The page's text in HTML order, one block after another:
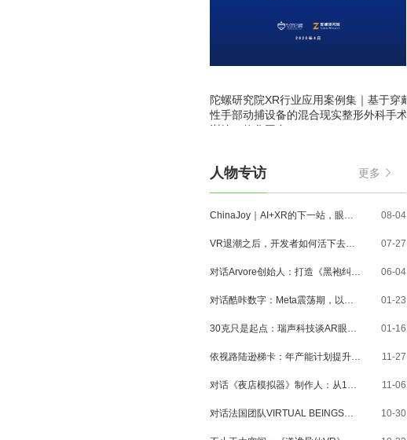
陀螺研究院XR行业应用案例集｜基于穿
性手部动捕设备的混合现实整形外科手
训练一体化平台
人物专访 更多
08-04
07-27
06-04
01-23
01-16
11-27
11-06
10-30